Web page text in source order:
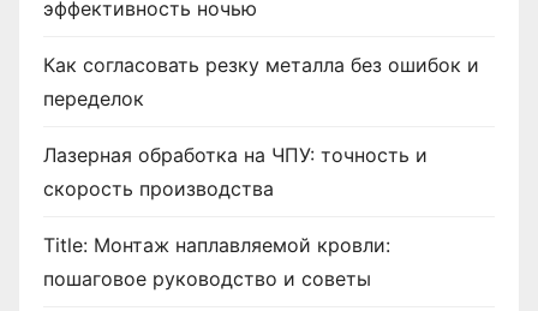
эффективность ночью
Как согласовать резку металла без ошибок и
переделок
Лазерная обработка на ЧПУ: точность и
скорость производства
Title: Монтаж наплавляемой кровли:
пошаговое руководство и советы